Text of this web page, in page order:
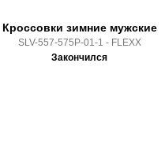
Кроссовки зимние мужские
SLV-557-575P-01-1 - FLEXX
Закончился